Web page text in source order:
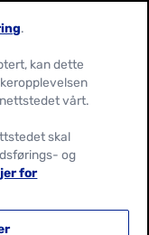
.
kan dette
vårt.
skal
og
for